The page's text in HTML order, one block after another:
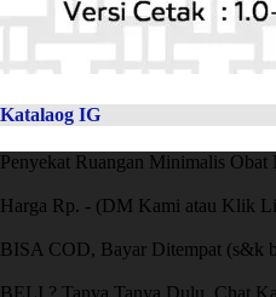
Katalaog IG
Penyekat Ruangan Minimalis Obat
Harga Rp. - (DM Kami atau Klik
BISA COD, Bayar Ditempat (s&k
BELI ? Tanya Tanya Dulu, Chat